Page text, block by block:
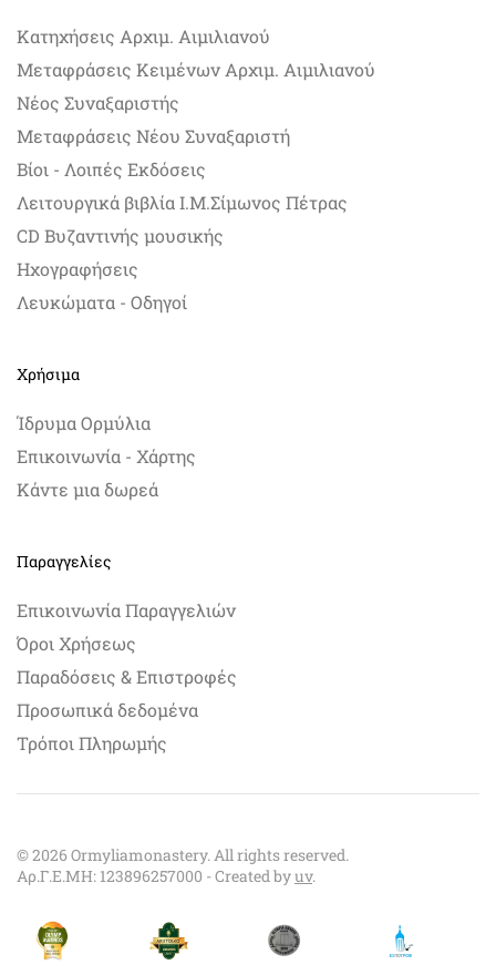
Κατηχήσεις Αρχιμ. Αιμιλιανού
Μεταφράσεις Κειμένων Αρχιμ. Αιμιλιανού
Νέος Συναξαριστής
Μεταφράσεις Νέου Συναξαριστή
Βίοι - Λοιπές Εκδόσεις
Λειτουργικά βιβλία Ι.Μ.Σίμωνος Πέτρας
CD Βυζαντινής μουσικής
Ηχογραφήσεις
Λευκώματα - Οδηγοί
Χρήσιμα
Ίδρυμα Ορμύλια
Επικοινωνία - Χάρτης
Κάντε μια δωρεά
Παραγγελίες
Επικοινωνία Παραγγελιών
Όροι Χρήσεως
Παραδόσεις & Επιστροφές
Προσωπικά δεδομένα
Τρόποι Πληρωμής
©2026Ormyliamonastery. All rights reserved.
Αρ.Γ.Ε.ΜΗ: 123896257000 - Created byuv.